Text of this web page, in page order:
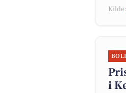
Kilde:
i